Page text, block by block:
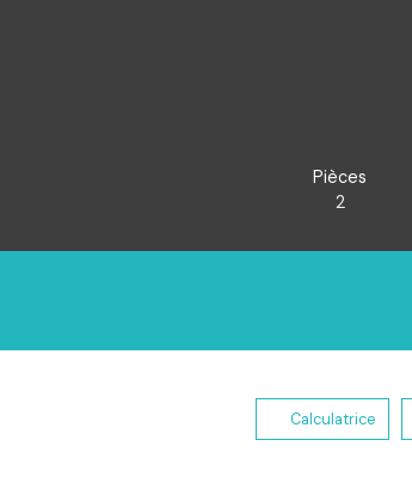
Pièces
2
Calculatrice